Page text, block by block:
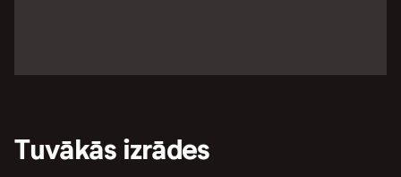
Tuvākās izrādes